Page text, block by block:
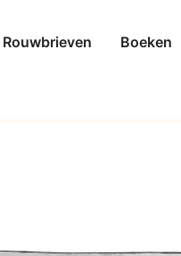
Rouwbrieven Boeken